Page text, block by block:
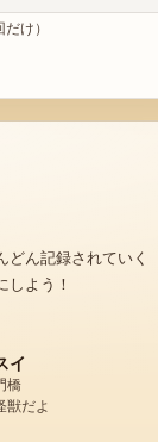
け）
どん記録されていく
しよう！
イ
橋
獣だよ